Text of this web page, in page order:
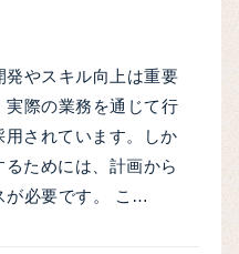
やスキル向上は重要
実際の業務を通じて行
されています。しか
ためには、計画から
が必要です。 こ…